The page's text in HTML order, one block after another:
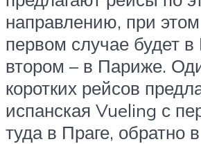
направлению, при
первом случае будет
втором – в Париже.
коротких рейсов
испанская Vueling с
туда в Праге, обратно